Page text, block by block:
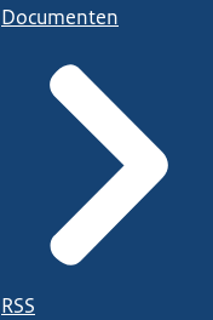
Documenten
RSS